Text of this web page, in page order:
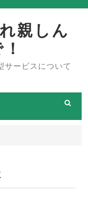
親しん
サービスについて